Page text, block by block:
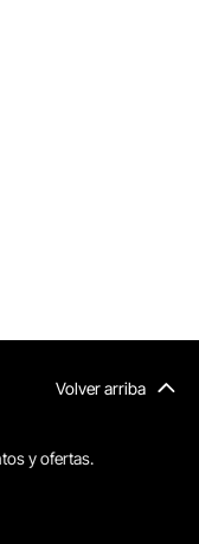
Volver arriba
y ofertas.